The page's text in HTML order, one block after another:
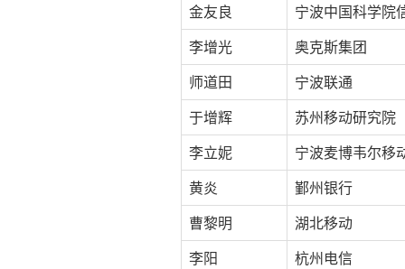
金友良
宁波中国科学院
李增光
奥克斯集团
师道田
宁波联通
于增辉
苏州移动研究院
李立妮
宁波麦博韦尔移
黄炎
鄞州银行
曹黎明
湖北移动
李阳
杭州电信